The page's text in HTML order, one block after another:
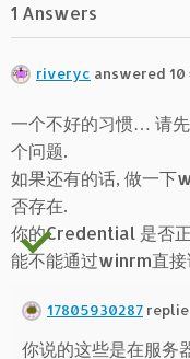
1 Answers
riveryc answered 10
一个不好的习惯… 请
个问题.
如果还有的话, 做一
否存在.
你的Credential 是否
能不能通过winrm直
17805930287
你说的这些是在服务